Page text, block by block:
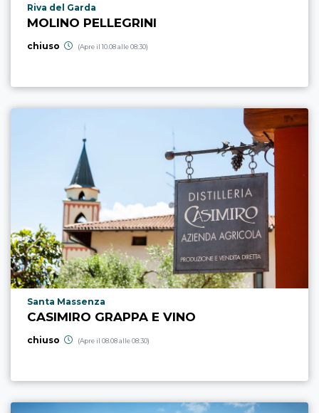
Località punto di interesse
Riva del Garda
MOLINO PELLEGRINI
chiuso (Apre il 10.08 alle 08:30)
Località punto di interesse
Santa Massenza
CASIMIRO GRAPPA E VINO
chiuso (Apre il 08.08 alle 08:30)